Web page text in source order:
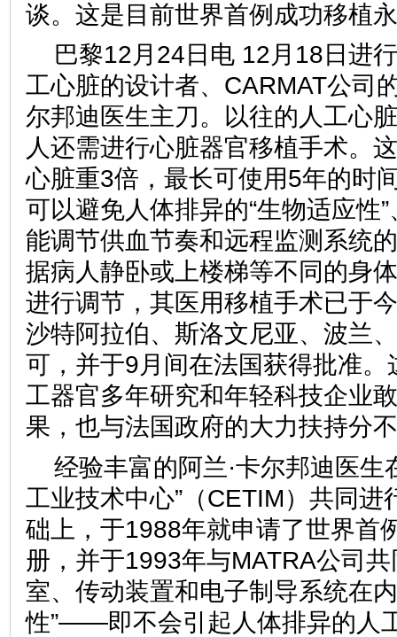
谈。这是目前世界首例成功移植
巴黎12月24日电 12月18日进
工心脏的设计者、CARMAT公司
尔邦迪医生主刀。以往的人工心
人还需进行心脏器官移植手术。
心脏重3倍，最长可使用5年的时
可以避免人体排异的“生物适应性
能调节供血节奏和远程监测系统
据病人静卧或上楼梯等不同的身
进行调节，其医用移植手术已于
沙特阿拉伯、斯洛文尼亚、波兰
可，并于9月间在法国获得批准
工器官多年研究和年轻科技企业
果，也与法国政府的大力扶持分
经验丰富的阿兰·卡尔邦迪医生
工业技术中心”（CETIM）共同进
础上，于1988年就申请了世界首
册，并于1993年与MATRA公司
室、传动装置和电子制导系统在
性”——即不会引起人体排异的人